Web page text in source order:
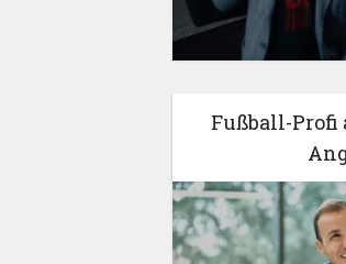
Fußball-Profi